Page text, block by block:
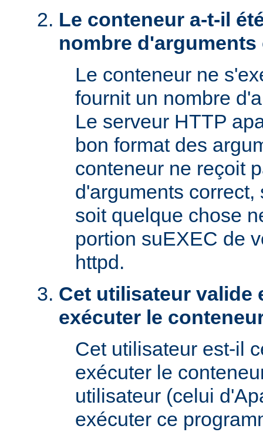
Le conteneur a-t-il
nombre
Le conteneur ne
fournit un nombre
Le serveur HTTP
bon format des
conteneur ne reçoit
d'arguments
soit quelque chose
portion suEXEC de
httpd.
Cet utilisateur valide
exécuter le
Cet utilisateur est-il
exécuter le
utilisateur (celui
exécuter ce